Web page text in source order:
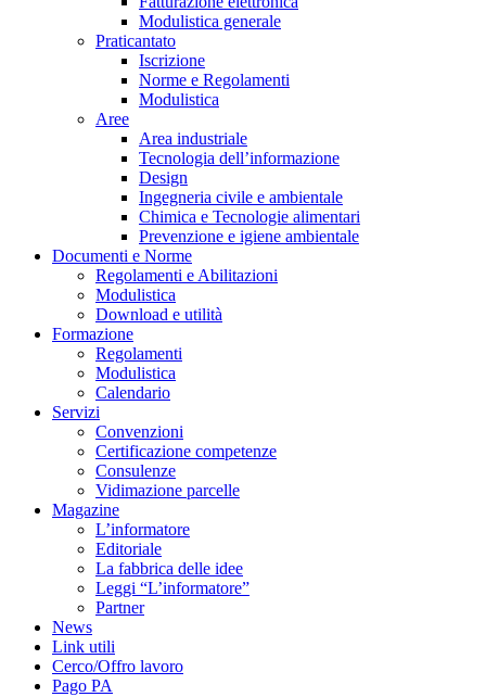
Modulistica generale
Praticantato
Iscrizione
Norme e Regolamenti
Modulistica
Aree
Area industriale
Tecnologia dell’informazione
Design
Ingegneria civile e ambientale
Chimica e Tecnologie alimentari
Prevenzione e igiene ambientale
Documenti e Norme
Regolamenti e Abilitazioni
Modulistica
Download e utilità
Formazione
Regolamenti
Modulistica
Calendario
Servizi
Convenzioni
Certificazione competenze
Consulenze
Vidimazione parcelle
Magazine
L’informatore
Editoriale
La fabbrica delle idee
Leggi “L’informatore”
Partner
News
Link utili
Cerco/Offro lavoro
Pago PA